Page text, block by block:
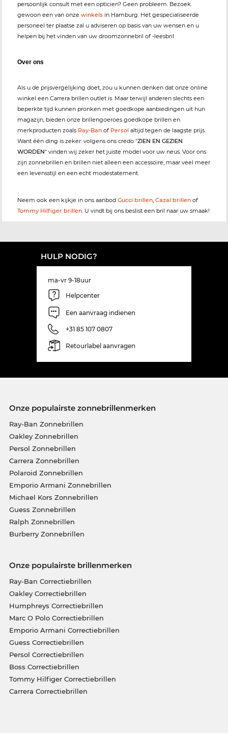
persoonlijk consult met een opticien? Geen probleem. Bezoek
gewoon een van onze winkels in Hamburg. Het gespecialiseerde
personeel ter plaatse zal u adviseren op basis van uw wensen en u
helpen bij het vinden van uw droomzonnebril of -leesbril.
Over ons
Als u de prijsvergelijking doet, zou u kunnen denken dat onze online
winkel een Carrera brillen outlet is. Maar terwijl anderen slechts een
beperkte tijd kunnen pronken met goedkope aanbiedingen uit hun
magazijn, bieden onze brillengoeroes goedkope brillen en
merkproducten zoals Ray-Ban of Persol altijd tegen de laagste prijs.
Want één ding is zeker: volgens ons credo "ZIEN EN GEZIEN
WORDEN" vinden wij zeker het juiste model voor uw neus. Voor ons
zijn zonnebrillen en brillen niet alleen een accessoire, maar veel meer
een levensstijl en een echt modestatement.
Neem ook een kijkje in ons aanbod Gucci brillen, Cazal brillen of
Tommy Hilfiger brillen. U vindt bij ons beslist een bril naar uw smaak!
HULP NODIG?
ma-vr 9-18uur
Helpcenter
Een aanvraag indienen
+31 85 107 0807
Retourlabel aanvragen
Onze populairste zonnebrillenmerken
Ray-Ban Zonnebrillen
Oakley Zonnebrillen
Persol Zonnebrillen
Carrera Zonnebrillen
Polaroid Zonnebrillen
Emporio Armani Zonnebrillen
Michael Kors Zonnebrillen
Guess Zonnebrillen
Ralph Zonnebrillen
Burberry Zonnebrillen
Onze populairste brillenmerken
Ray-Ban Correctiebrillen
Oakley Correctiebrillen
Humphreys Correctiebrillen
Marc O Polo Correctiebrillen
Emporio Armani Correctiebrillen
Guess Correctiebrillen
Persol Correctiebrillen
Boss Correctiebrillen
Tommy Hilfiger Correctiebrillen
Carrera Correctiebrillen